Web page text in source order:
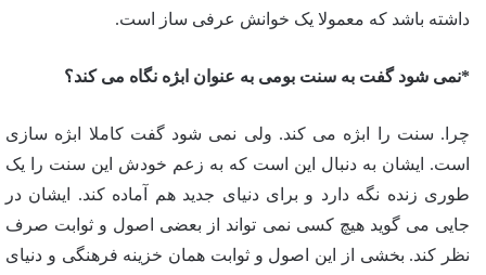
داشته باشد که معمولا یک خوانش عرفی ساز است.
*نمی شود گفت به سنت بومی به عنوان ابژه نگاه می کند؟
چرا. سنت را ابژه می کند. ولی نمی شود گفت کاملا ابژه سازی
است. ایشان به دنبال این است که به زعم خودش این سنت را یک
طوری زنده نگه دارد و برای دنیای جدید هم آماده کند. ایشان در
جایی می گوید هیچ کسی نمی تواند از بعضی اصول و ثوابت صرف
نظر کند. بخشی از این اصول و ثوابت همان خزینه فرهنگی و دنیای